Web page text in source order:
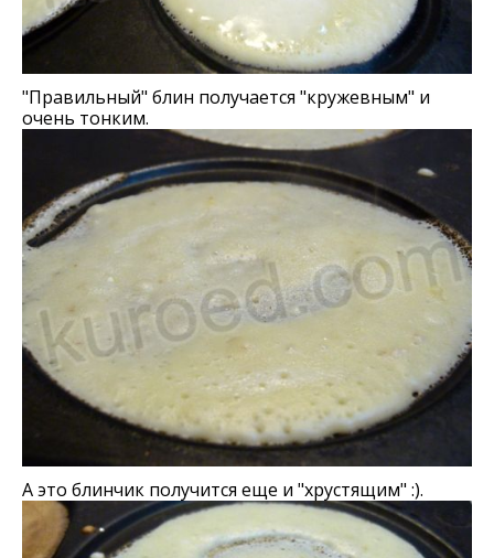
"Правильный" блин получается "кружевным" и
очень тонким.
А это блинчик получится еще и "хрустящим" :).